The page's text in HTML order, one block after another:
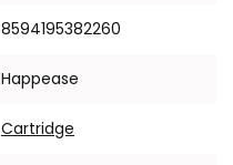
8594195382260
Happease
Cartridge